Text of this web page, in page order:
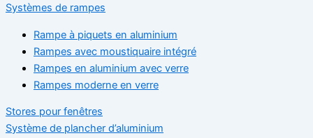
Systèmes de rampes
Rampe à piquets en aluminium
Rampes avec moustiquaire intégré
Rampes en aluminium avec verre
Rampes moderne en verre
Stores pour fenêtres
Système de plancher d’aluminium